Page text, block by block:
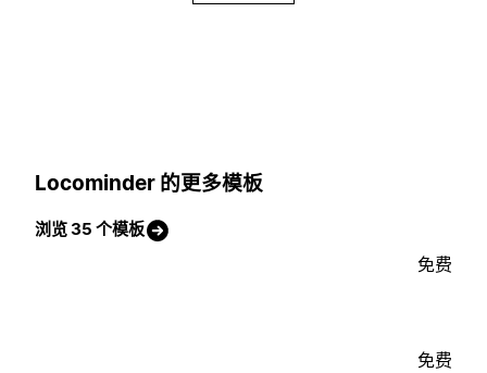
Locominder 的更多模板
浏览 35 个模板
免费
免费